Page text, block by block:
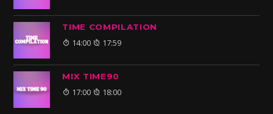
TIME COMPILATION
14:00 17:59
MIX TIME90
17:00 18:00